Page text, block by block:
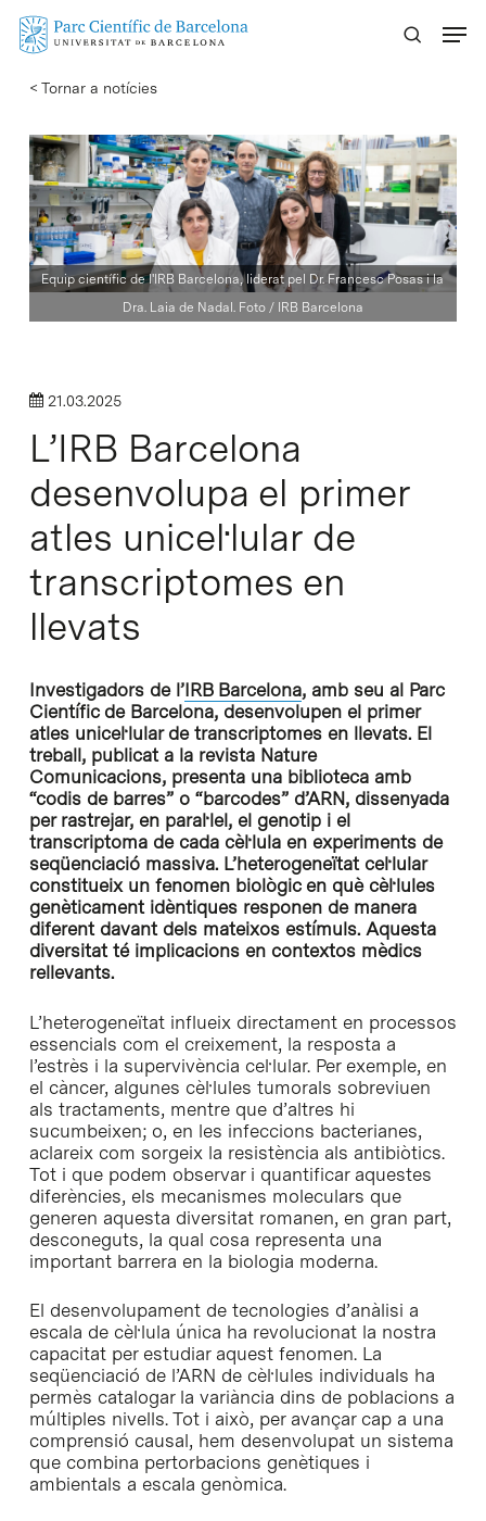
Skip
content
< Tornar a notícies
Equip científic de l'IRB Barcelona, liderat pel Dr. Francesc Posas i la
Dra. Laia de Nadal. Foto / IRB Barcelona
21.03.2025
L’IRB Barcelona
desenvolupa el primer
atles unicel·lular de
transcriptomes en
llevats
Investigadors de l’IRB Barcelona, amb seu al Parc
Científic de Barcelona, desenvolupen el primer
atles unicel·lular de transcriptomes en llevats. El
treball, publicat a la revista Nature
Comunicacions, presenta una biblioteca amb
“codis de barres” o “barcodes” d’ARN, dissenyada
per rastrejar, en paral·lel, el genotip i el
transcriptoma de cada cèl·lula en experiments de
seqüenciació massiva. L’heterogeneïtat cel·lular
constitueix un fenomen biològic en què cèl·lules
genèticament idèntiques responen de manera
diferent davant dels mateixos estímuls. Aquesta
diversitat té implicacions en contextos mèdics
rellevants.
L’heterogeneïtat influeix directament en processos
essencials com el creixement, la resposta a
l’estrès i la supervivència cel·lular. Per exemple, en
el càncer, algunes cèl·lules tumorals sobreviuen
als tractaments, mentre que d’altres hi
sucumbeixen; o, en les infeccions bacterianes,
aclareix com sorgeix la resistència als antibiòtics.
Tot i que podem observar i quantificar aquestes
diferències, els mecanismes moleculars que
generen aquesta diversitat romanen, en gran part,
desconeguts, la qual cosa representa una
important barrera en la biologia moderna.
El desenvolupament de tecnologies d’anàlisi a
escala de cèl·lula única ha revolucionat la nostra
capacitat per estudiar aquest fenomen. La
seqüenciació de l’ARN de cèl·lules individuals ha
permès catalogar la variància dins de poblacions a
múltiples nivells. Tot i això, per avançar cap a una
comprensió causal, hem desenvolupat un sistema
que combina pertorbacions genètiques i
ambientals a escala genòmica.